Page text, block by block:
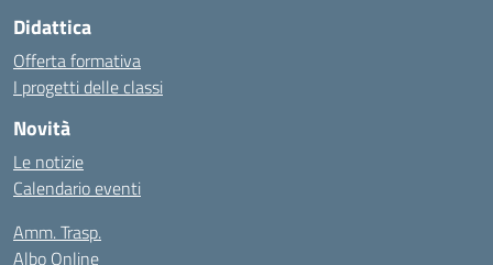
Didattica
Offerta formativa
I progetti delle classi
Novità
Le notizie
Calendario eventi
Amm. Trasp.
Albo Online